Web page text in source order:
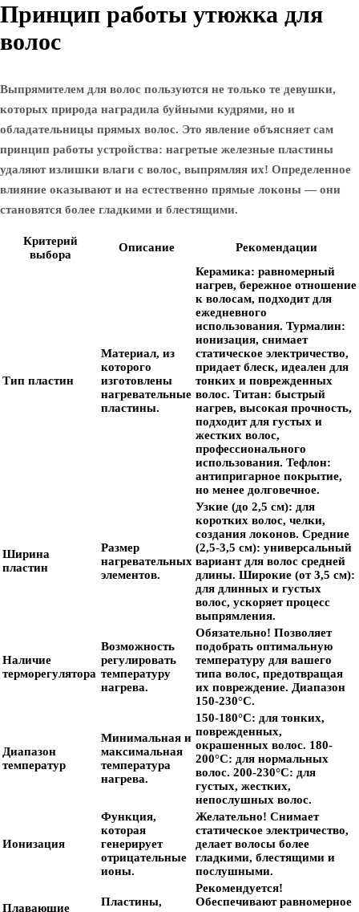
Принцип работы утюжка для
волос
Выпрямителем для волос пользуются не только те девушки,
которых природа наградила буйными кудрями, но и
обладательницы прямых волос. Это явление объясняет сам
принцип работы устройства: нагретые железные пластины
удаляют излишки влаги с волос, выпрямляя их! Определенное
влияние оказывают и на естественно прямые локоны — они
становятся более гладкими и блестящими.
Критерий
выбора
Описание Рекомендации
Тип пластин
Материал, из
которого
изготовлены
нагревательные
пластины.
Керамика: равномерный
нагрев, бережное отношение
к волосам, подходит для
ежедневного
использования. Турмалин:
ионизация, снимает
статическое электричество,
придает блеск, идеален для
тонких и поврежденных
волос. Титан: быстрый
нагрев, высокая прочность,
подходит для густых и
жестких волос,
профессионального
использования. Тефлон:
антипригарное покрытие,
но менее долговечное.
Ширина
пластин
Размер
нагревательных
элементов.
Узкие (до 2,5 см): для
коротких волос, челки,
создания локонов. Средние
(2,5-3,5 см): универсальный
вариант для волос средней
длины. Широкие (от 3,5 см):
для длинных и густых
волос, ускоряет процесс
выпрямления.
Наличие
терморегулятора
Возможность
регулировать
температуру
нагрева.
Обязательно! Позволяет
подобрать оптимальную
температуру для вашего
типа волос, предотвращая
их повреждение. Диапазон
150-230°C.
Диапазон
температур
Минимальная и
максимальная
температура
нагрева.
150-180°C: для тонких,
поврежденных,
окрашенных волос. 180-
200°C: для нормальных
волос. 200-230°C: для
густых, жестких,
непослушных волос.
Ионизация
Функция,
которая
генерирует
отрицательные
ионы.
Желательно! Снимает
статическое электричество,
делает волосы более
гладкими, блестящими и
послушными.
Плавающие
Пластины,
Рекомендуется!
Обеспечивают равномерное